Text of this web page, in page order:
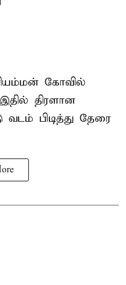
கோவில்
திரளான
பிடித்து தேரை